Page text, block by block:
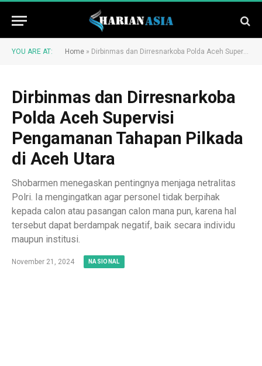
YOU ARE AT: Home » Dirbinmas dan Dirresnarkoba Polda Aceh Supervisi Pengamanan Tahapan Pilkada di Aceh Utara
Dirbinmas dan Dirresnarkoba
Polda Aceh Supervisi
Pengamanan Tahapan Pilkada
di Aceh Utara
Shobarmen menegaskan pentingnya menjaga netralitas
Polri. Ia mengingatkan agar personel tidak berpihak
kepada calon atau pasangan calon mana pun, karena hal
tersebut dapat berdampak negatif, baik secara individu
maupun institusi.
November 21, 2024 NASIONAL